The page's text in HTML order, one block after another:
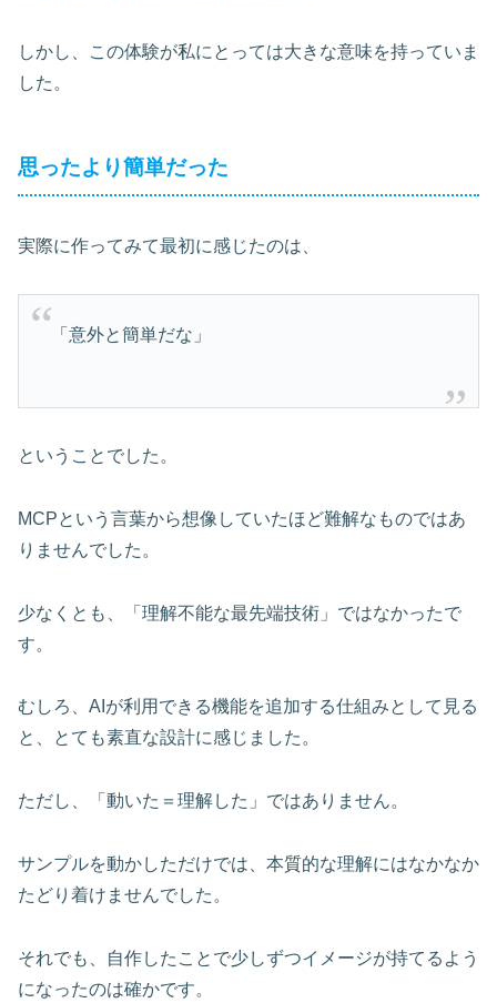
しかし、この体験が私にとっては大きな意味を持っていま
した。
思ったより簡単だった
実際に作ってみて最初に感じたのは、
「意外と簡単だな」
ということでした。
MCPという言葉から想像していたほど難解なものではあ
りませんでした。
少なくとも、「理解不能な最先端技術」ではなかったで
す。
むしろ、AIが利用できる機能を追加する仕組みとして見る
と、とても素直な設計に感じました。
ただし、「動いた＝理解した」ではありません。
サンプルを動かしただけでは、本質的な理解にはなかなか
たどり着けませんでした。
それでも、自作したことで少しずつイメージが持てるよう
になったのは確かです。